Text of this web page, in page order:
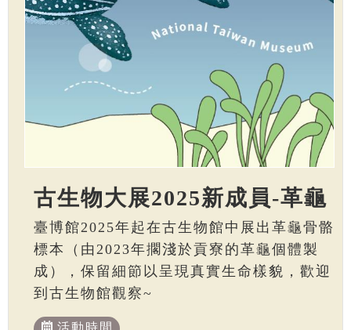
古生物大展2025新成員-革龜
臺博館2025年起在古生物館中展出革龜骨骼
標本（由2023年擱淺於貢寮的革龜個體製
成），保留細節以呈現真實生命樣貌，歡迎
到古生物館觀察~